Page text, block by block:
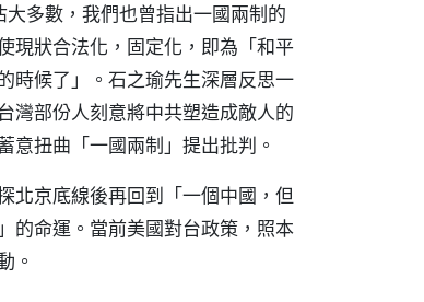
多數，我們也曾指出一國兩制的
現狀合法化，固定化，即為「和平
時候了」。石之瑜先生深層反思一
灣部份人刻意將中共塑造成敵人的
意扭曲「一國兩制」提出批判。
北京底線後再回到「一個中國，但
的命運。當前美國對台政策，照本
。